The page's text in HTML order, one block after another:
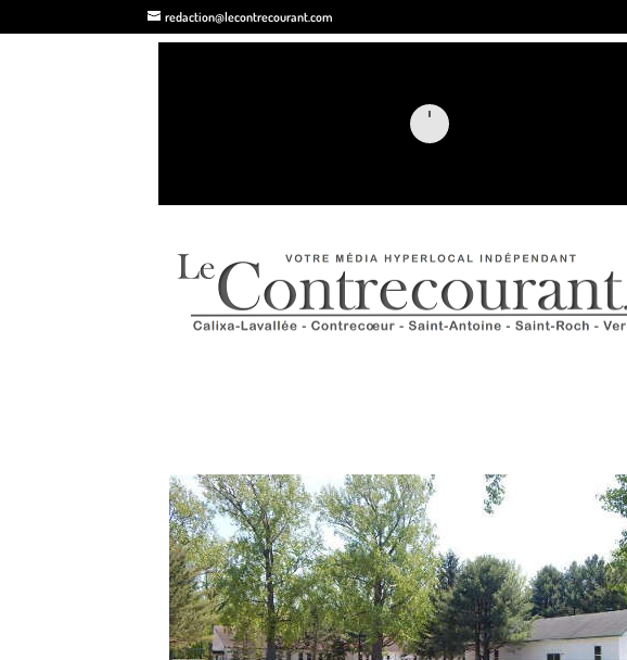
redaction@lecontrecourant.com